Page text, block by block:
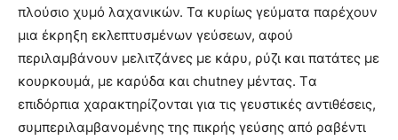
πλούσιο χυμό λαχανικών. Τα κυρίως γεύματα παρέχουν
μια έκρηξη εκλεπτυσμένων γεύσεων, αφού
περιλαμβάνουν μελιτζάνες με κάρυ, ρύζι και πατάτες με
κουρκουμά, με καρύδα και chutney μέντας. Tα
επιδόρπια χαρακτηρίζονται για τις γευστικές αντιθέσεις,
συμπεριλαμβανομένης της πικρής γεύσης από ραβέντι